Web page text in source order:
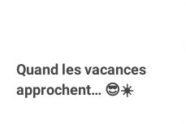
Quand les vacances
approchent… 😎☀️